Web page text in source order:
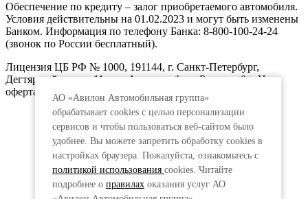
АО «Авилон Автомобильная группа»
обрабатывает cookies с целью персонализации
сервисов и чтобы пользоваться веб-сайтом было
удобнее. Вы можете запретить обработку сookies в
настройках браузера. Пожалуйста, ознакомьтесь с
политикой использования cookies. Читайте
подробнее о правилахоказания услуг АО
Обеспечение по кредиту – залог приобретаемого автомобиля.
Условия действительны на 01.02.2023 и могут быть изменены
Банком. Информация по телефону Банка: 8-800-100-24-24
(звонок по России бесплатный).
Лицензия ЦБ РФ № 1000, 191144, г. Санкт-Петербург,
Дегтярный пер., д.11, лит.А. www.vtb.ru. Реклама 0+. Не
оферта.